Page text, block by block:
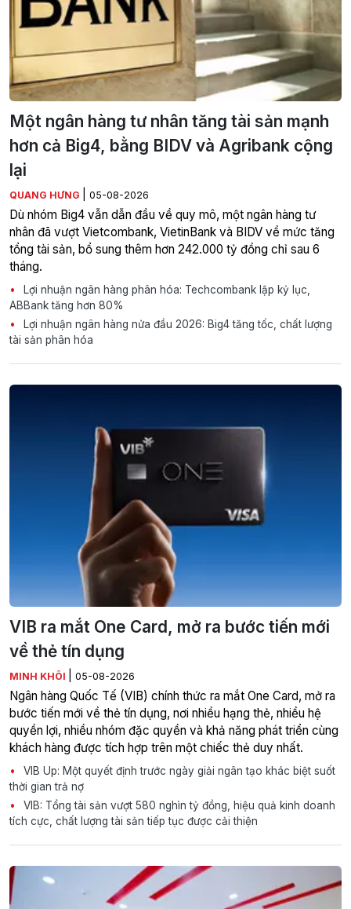
Một ngân hàng tư nhân tăng tài sản mạnh
hơn cả Big4, bằng BIDV và Agribank cộng
lại
QUANG HƯNG 05-08-2026
Dù nhóm Big4 vẫn dẫn đầu về quy mô, một ngân hàng tư
nhân đã vượt Vietcombank, VietinBank và BIDV về mức tăng
tổng tài sản, bổ sung thêm hơn 242.000 tỷ đồng chỉ sau 6
tháng.
Lợi nhuận ngân hàng phân hóa: Techcombank lập kỷ lục,
ABBank tăng hơn 80%
Lợi nhuận ngân hàng nửa đầu 2026: Big4 tăng tốc, chất lượng
tài sản phân hóa
VIB ra mắt One Card, mở ra bước tiến mới
về thẻ tín dụng
MINH KHÔI 05-08-2026
Ngân hàng Quốc Tế (VIB) chính thức ra mắt One Card, mở ra
bước tiến mới về thẻ tín dụng, nơi nhiều hạng thẻ, nhiều hệ
quyền lợi, nhiều nhóm đặc quyền và khả năng phát triển cùng
khách hàng được tích hợp trên một chiếc thẻ duy nhất.
VIB Up: Một quyết định trước ngày giải ngân tạo khác biệt suốt
thời gian trả nợ
VIB: Tổng tài sản vượt 580 nghìn tỷ đồng, hiệu quả kinh doanh
tích cực, chất lượng tài sản tiếp tục được cải thiện